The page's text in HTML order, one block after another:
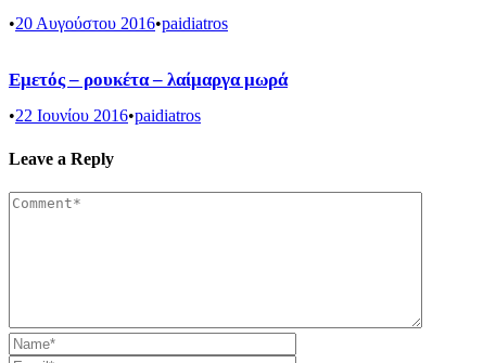
•20 Αυγούστου 2016•paidiatros
Εμετός – ρουκέτα – λαίμαργα μωρά
•22 Ιουνίου 2016•paidiatros
Leave a Reply